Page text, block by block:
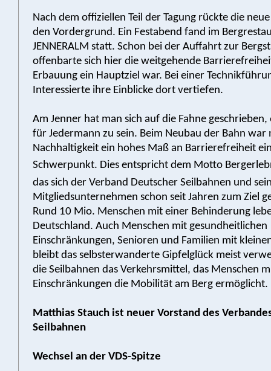
Nach dem offiziellen Teil der Tagung rückte die
den Vordergrund. Ein Festabend fand im
JENNERALM statt. Schon bei der Auffahrt zur
offenbarte sich hier die weitgehende
Erbauung ein Hauptziel war. Bei einer
Interessierte ihre Einblicke dort vertiefen.
Am Jenner hat man sich auf die Fahne geschrieben,
für Jedermann zu sein. Beim Neubau der Bahn war
Nachhaltigkeit ein hohes Maß an Barrierefreiheit
Schwerpunkt. Dies entspricht dem Motto
das sich der Verband Deutscher Seilbahnen und
Mitgliedsunternehmen schon seit Jahren zum Ziel
Rund 10 Mio. Menschen mit einer Behinderung
Deutschland. Auch Menschen mit gesundheitlichen
Einschränkungen, Senioren und Familien mit
bleibt das selbsterwanderte Gipfelglück meist
die Seilbahnen das Verkehrsmittel, das Menschen
Einschränkungen die Mobilität am Berg ermöglicht.
Matthias Stauch ist neuer Vorstand des
Seilbahnen
Wechsel an der VDS-Spitze